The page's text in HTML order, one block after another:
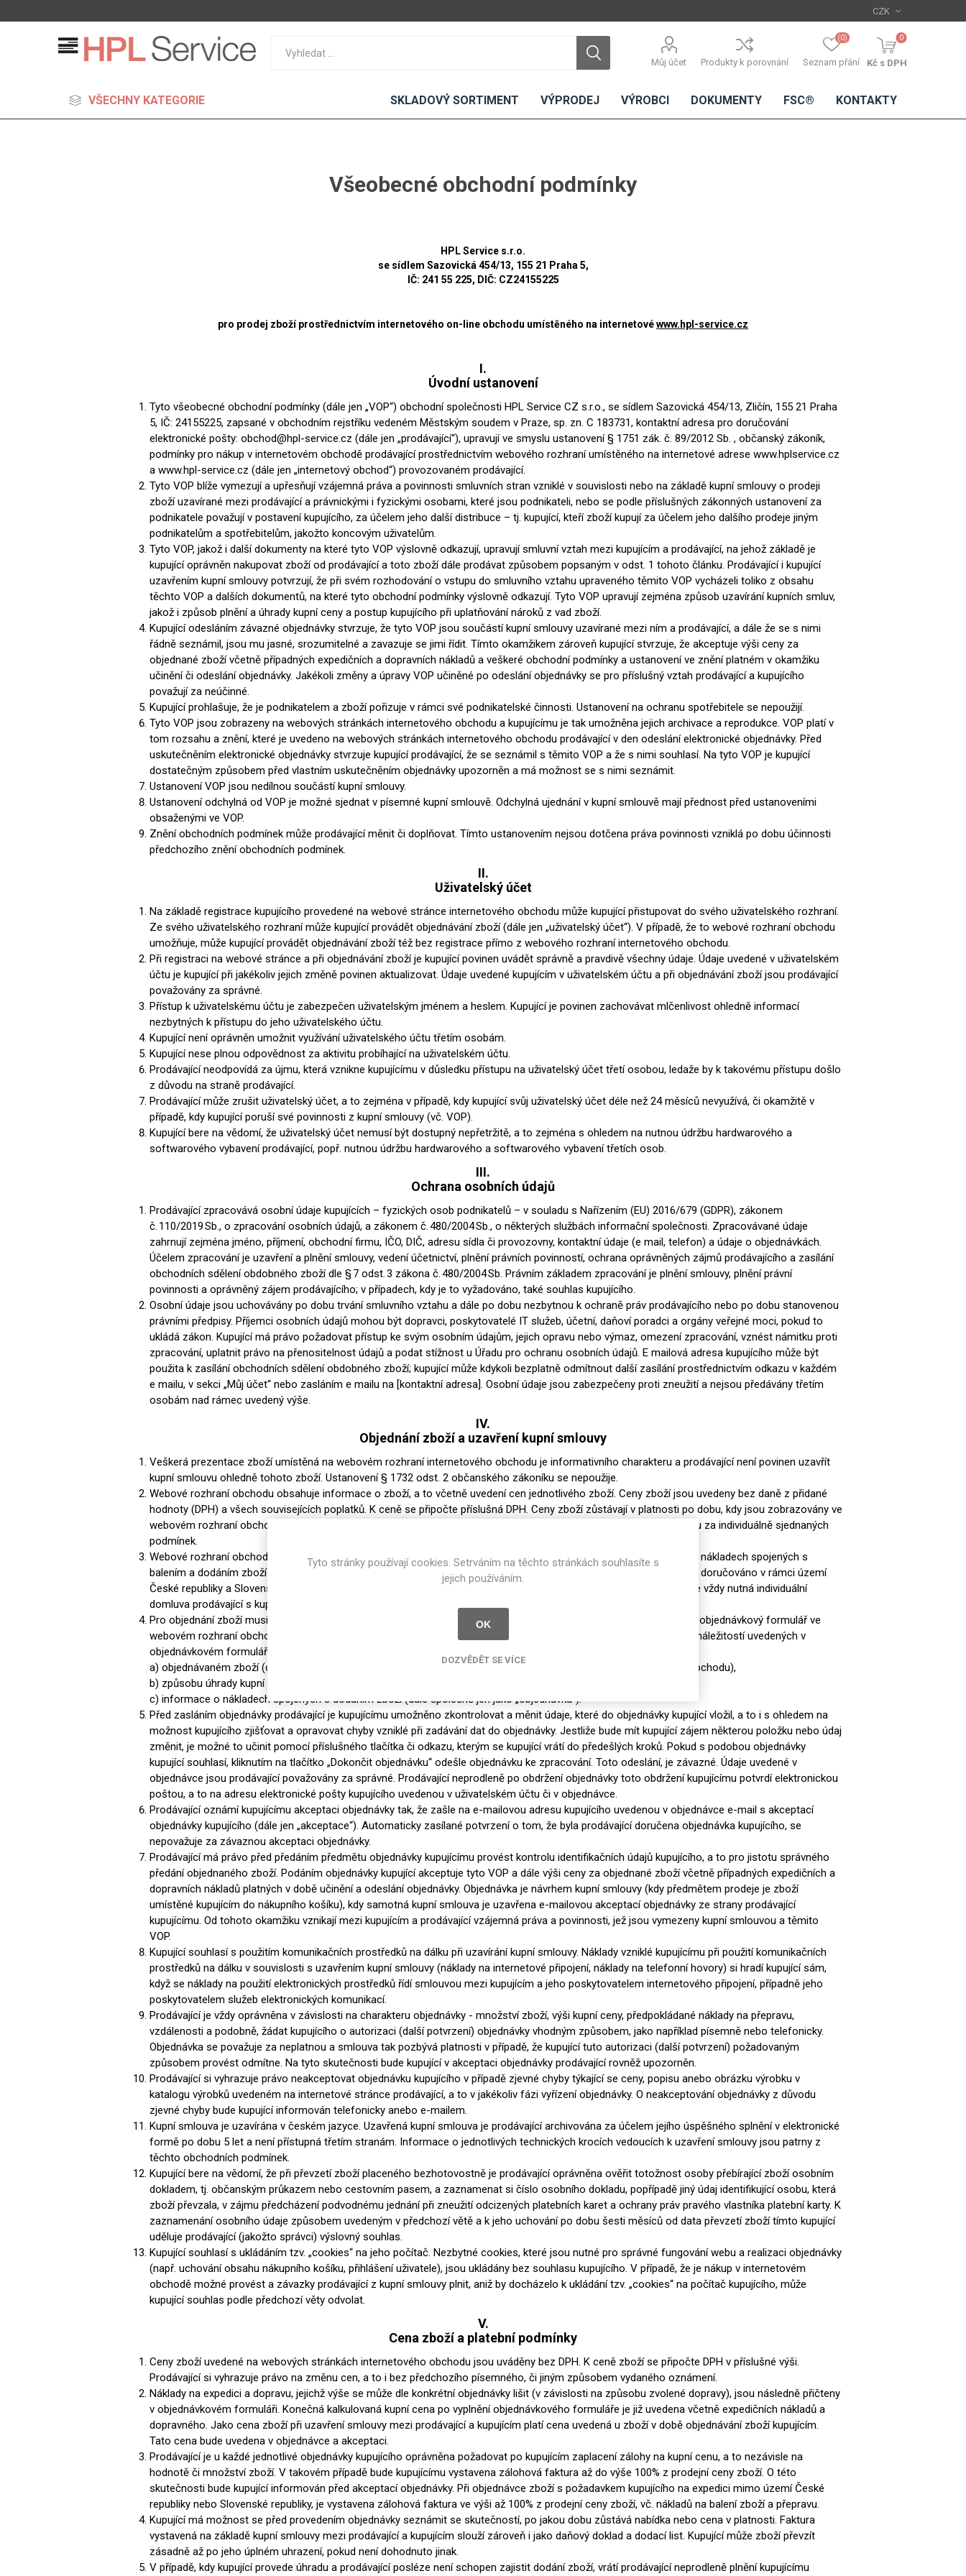
Můj účet Produkty k porovnání Seznam přání
(0) 0
Kč s DPH
VŠECHNY KATEGORIE
formaldehydu
K lakování
MDF
kompakty
Vlhkuodolné
Dřevodekory
Fantazijní
Exteriérové
Laboratorní
KOVOLAMINÁTY
Měděné
Brus
Zrcadlo
Magnetické
Reliéfní
Odolné proti
poškrábání
HPL
Uni barvy
Dřevodekory
Fantazijní
dekory
Kovolamináty
Bezotiskové
Protitažné
Lamináty s
ekologickou
pryskyřicí
Lamináty s
kůží
PŘÍRODNÍ RECYKLOVANÉ
Recyklovaný
textil
Recyklovaný
plast
NEHOŘLAVÉ
Třída A
Třída B
ABS
HRANY
KAMENNÉ
DÝHY
OSTATNÍ
Spojovací
VÝPRODEJ FSC® DOKUMENTY
imi-beton
Rezign by
Planq
Valchromat
Arpa Fenix
Viroc
Pollmeier
BauBuche
Oberflex
Thermax
SKLADOVÝ SORTIMENT VÝPRODEJ VÝROBCI DOKUMENTY FSC® KONTAKTY
Všeobecné obchodní podmínky
HPL Service s.r.o.
se sídlem Sazovická 454/13, 155 21 Praha 5,
IČ: 241 55 225, DIČ: CZ24155225
pro prodej zboží prostřednictvím internetového on-line obchodu umístěného na internetovéwww.hpl-service.cz
I.
Úvodní ustanovení
Tyto všeobecné obchodní podmínky (dále jen „VOP“) obchodní společnosti HPL Service CZ s.r.o., se sídlem Sazovická 454/13, Zličín, 155 21 Praha
5, IČ: 24155225, zapsané v obchodním rejstříku vedeném Městským soudem v Praze, sp. zn. C 183731, kontaktní adresa pro doručování
elektronické pošty: obchod@hpl-service.cz (dále jen „prodávající“), upravují ve smyslu ustanovení § 1751 zák. č. 89/2012 Sb. , občanský zákoník,
podmínky pro nákup v internetovém obchodě prodávající prostřednictvím webového rozhraní umístěného na internetové adrese www.hplservice.cz
a www.hpl-service.cz (dále jen „internetový obchod“) provozovaném prodávající.
Tyto VOP blíže vymezují a upřesňují vzájemná práva a povinnosti smluvních stran vzniklé v souvislosti nebo na základě kupní smlouvy o prodeji
zboží uzavírané mezi prodávající a právnickými i fyzickými osobami, které jsou podnikateli, nebo se podle příslušných zákonných ustanovení za
podnikatele považují v postavení kupujícího, za účelem jeho další distribuce – tj. kupující, kteří zboží kupují za účelem jeho dalšího prodeje jiným
podnikatelům a spotřebitelům, jakožto koncovým uživatelům.
Tyto VOP, jakož i další dokumenty na které tyto VOP výslovně odkazují, upravují smluvní vztah mezi kupujícím a prodávající, na jehož základě je
kupující oprávněn nakupovat zboží od prodávající a toto zboží dále prodávat způsobem popsaným v odst. 1 tohoto článku. Prodávající i kupující
uzavřením kupní smlouvy potvrzují, že při svém rozhodování o vstupu do smluvního vztahu upraveného těmito VOP vycházeli toliko z obsahu
těchto VOP a dalších dokumentů, na které tyto obchodní podmínky výslovně odkazují. Tyto VOP upravují zejména způsob uzavírání kupních smluv,
jakož i způsob plnění a úhrady kupní ceny a postup kupujícího při uplatňování nároků z vad zboží.
Kupující odesláním závazné objednávky stvrzuje, že tyto VOP jsou součástí kupní smlouvy uzavírané mezi ním a prodávající, a dále že se s nimi
řádně seznámil, jsou mu jasné, srozumitelné a zavazuje se jimi řídit. Tímto okamžikem zároveň kupující stvrzuje, že akceptuje výši ceny za
objednané zboží včetně případných expedičních a dopravních nákladů a veškeré obchodní podmínky a ustanovení ve znění platném v okamžiku
učinění či odeslání objednávky. Jakékoli změny a úpravy VOP učiněné po odeslání objednávky se pro příslušný vztah prodávající a kupujícího
považují za neúčinné.
Kupující prohlašuje, že je podnikatelem a zboží pořizuje v rámci své podnikatelské činnosti. Ustanovení na ochranu spotřebitele se nepoužijí.
Tyto VOP jsou zobrazeny na webových stránkách internetového obchodu a kupujícímu je tak umožněna jejich archivace a reprodukce. VOP platí v
tom rozsahu a znění, které je uvedeno na webových stránkách internetového obchodu prodávající v den odeslání elektronické objednávky. Před
uskutečněním elektronické objednávky stvrzuje kupující prodávající, že se seznámil s těmito VOP a že s nimi souhlasí. Na tyto VOP je kupující
dostatečným způsobem před vlastním uskutečněním objednávky upozorněn a má možnost se s nimi seznámit.
Ustanovení VOP jsou nedílnou součástí kupní smlouvy.
Ustanovení odchylná od VOP je možné sjednat v písemné kupní smlouvě. Odchylná ujednání v kupní smlouvě mají přednost před ustanoveními
obsaženými ve VOP.
Znění obchodních podmínek může prodávající měnit či doplňovat. Tímto ustanovením nejsou dotčena práva povinnosti vzniklá po dobu účinnosti
předchozího znění obchodních podmínek.
II.
Uživatelský účet
Na základě registrace kupujícího provedené na webové stránce internetového obchodu může kupující přistupovat do svého uživatelského rozhraní.
Ze svého uživatelského rozhraní může kupující provádět objednávání zboží (dále jen „uživatelský účet“). V případě, že to webové rozhraní obchodu
umožňuje, může kupující provádět objednávání zboží též bez registrace přímo z webového rozhraní internetového obchodu.
Při registraci na webové stránce a při objednávání zboží je kupující povinen uvádět správně a pravdivě všechny údaje. Údaje uvedené v uživatelském
účtu je kupující při jakékoliv jejich změně povinen aktualizovat. Údaje uvedené kupujícím v uživatelském účtu a při objednávání zboží jsou prodávající
považovány za správné.
Přístup k uživatelskému účtu je zabezpečen uživatelským jménem a heslem. Kupující je povinen zachovávat mlčenlivost ohledně informací
nezbytných k přístupu do jeho uživatelského účtu.
Kupující není oprávněn umožnit využívání uživatelského účtu třetím osobám.
Kupující nese plnou odpovědnost za aktivitu probíhající na uživatelském účtu.
Prodávající neodpovídá za újmu, která vznikne kupujícímu v důsledku přístupu na uživatelský účet třetí osobou, ledaže by k takovému přístupu došlo
z důvodu na straně prodávající.
Prodávající může zrušit uživatelský účet, a to zejména v případě, kdy kupující svůj uživatelský účet déle než 24 měsíců nevyužívá, či okamžitě v
případě, kdy kupující poruší své povinnosti z kupní smlouvy (vč. VOP).
Kupující bere na vědomí, že uživatelský účet nemusí být dostupný nepřetržitě, a to zejména s ohledem na nutnou údržbu hardwarového a
softwarového vybavení prodávající, popř. nutnou údržbu hardwarového a softwarového vybavení třetích osob.
III.
Ochrana osobních údajů
Prodávající zpracovává osobní údaje kupujících – fyzických osob podnikatelů – v souladu s Nařízením (EU) 2016/679 (GDPR), zákonem
č. 110/2019 Sb., o zpracování osobních údajů, a zákonem č. 480/2004 Sb., o některých službách informační společnosti. Zpracovávané údaje
zahrnují zejména jméno, příjmení, obchodní firmu, IČO, DIČ, adresu sídla či provozovny, kontaktní údaje (e mail, telefon) a údaje o objednávkách.
Účelem zpracování je uzavření a plnění smlouvy, vedení účetnictví, plnění právních povinností, ochrana oprávněných zájmů prodávajícího a zasílání
obchodních sdělení obdobného zboží dle § 7 odst. 3 zákona č. 480/2004 Sb. Právním základem zpracování je plnění smlouvy, plnění právní
povinnosti a oprávněný zájem prodávajícího; v případech, kdy je to vyžadováno, také souhlas kupujícího.
Osobní údaje jsou uchovávány po dobu trvání smluvního vztahu a dále po dobu nezbytnou k ochraně práv prodávajícího nebo po dobu stanovenou
právními předpisy. Příjemci osobních údajů mohou být dopravci, poskytovatelé IT služeb, účetní, daňoví poradci a orgány veřejné moci, pokud to
ukládá zákon. Kupující má právo požadovat přístup ke svým osobním údajům, jejich opravu nebo výmaz, omezení zpracování, vznést námitku proti
zpracování, uplatnit právo na přenositelnost údajů a podat stížnost u Úřadu pro ochranu osobních údajů. E mailová adresa kupujícího může být
použita k zasílání obchodních sdělení obdobného zboží; kupující může kdykoli bezplatně odmítnout další zasílání prostřednictvím odkazu v každém
e mailu, v sekci „Můj účet“ nebo zasláním e mailu na [kontaktní adresa]. Osobní údaje jsou zabezpečeny proti zneužití a nejsou předávány třetím
osobám nad rámec uvedený výše.
IV.
Objednání zboží a uzavření kupní smlouvy
Veškerá prezentace zboží umístěná na webovém rozhraní internetového obchodu je informativního charakteru a prodávající není povinen uzavřít
kupní smlouvu ohledně tohoto zboží. Ustanovení § 1732 odst. 2 občanského zákoníku se nepoužije.
Webové rozhraní obchodu obsahuje informace o zboží, a to včetně uvedení cen jednotlivého zboží. Ceny zboží jsou uvedeny bez daně z přidané
hodnoty (DPH) a všech souvisejících poplatků. K ceně se připočte příslušná DPH. Ceny zboží zůstávají v platnosti po dobu, kdy jsou zobrazovány ve
webovém rozhraní obchodu. Tímto ustanovením není omezena možnost prodávající uzavřít písemnou kupní smlouvu za individuálně sjednaných
podmínek.
Webové rozhraní obchodu obsahuje také informace o nákladech spojených s balením a dodáním zboží. Informace o nákladech spojených s
balením a dodáním zboží uvedené na webovém rozhraní internetového obchodu platí pouze v případech, kdy je zboží doručováno v rámci území
České republiky a Slovenské republiky. V případě doručování mimo území České republiky nebo Slovenské republiky je vždy nutná individuální
domluva prodávající s kupujícím.
Pro objednání zboží musí kupující nejprve potvrdit, že se seznámil a souhlasí se zněním VOP. Následně kupující vyplní objednávkový formulář ve
webovém rozhraní obchodu. Podmínkou platné elektronické objednávky je vyplnění veškerých předepsaných údajů a náležitostí uvedených v
objednávkovém formuláři. Objednávkový formulář obsahuje informace zejména o:
a) objednávaném zboží (objednávané zboží „vloží“ kupující do elektronického nákupního košíku webového rozhraní obchodu),
b) způsobu úhrady kupní ceny zboží, údaje o požadovaném způsobu doručení objednávaného zboží a
c) informace o nákladech spojených s dodáním zboží (dále společně jen jako „objednávka“).
Před zasláním objednávky prodávající je kupujícímu umožněno zkontrolovat a měnit údaje, které do objednávky kupující vložil, a to i s ohledem na
možnost kupujícího zjišťovat a opravovat chyby vzniklé při zadávání dat do objednávky. Jestliže bude mít kupující zájem některou položku nebo údaj
změnit, je možné to učinit pomocí příslušného tlačítka či odkazu, kterým se kupující vrátí do předešlých kroků. Pokud s podobou objednávky
kupující souhlasí, kliknutím na tlačítko „Dokončit objednávku“ odešle objednávku ke zpracování. Toto odeslání, je závazné. Údaje uvedené v
objednávce jsou prodávající považovány za správné. Prodávající neprodleně po obdržení objednávky toto obdržení kupujícímu potvrdí elektronickou
poštou, a to na adresu elektronické pošty kupujícího uvedenou v uživatelském účtu či v objednávce.
Prodávající oznámí kupujícímu akceptaci objednávky tak, že zašle na e-mailovou adresu kupujícího uvedenou v objednávce e-mail s akceptací
objednávky kupujícího (dále jen „akceptace“). Automaticky zasílané potvrzení o tom, že byla prodávající doručena objednávka kupujícího, se
nepovažuje za závaznou akceptaci objednávky.
Prodávající má právo před předáním předmětu objednávky kupujícímu provést kontrolu identifikačních údajů kupujícího, a to pro jistotu správného
předání objednaného zboží. Podáním objednávky kupující akceptuje tyto VOP a dále výši ceny za objednané zboží včetně případných expedičních a
dopravních nákladů platných v době učinění a odeslání objednávky. Objednávka je návrhem kupní smlouvy (kdy předmětem prodeje je zboží
umístěné kupujícím do nákupního košíku), kdy samotná kupní smlouva je uzavřena e-mailovou akceptací objednávky ze strany prodávající
kupujícímu. Od tohoto okamžiku vznikají mezi kupujícím a prodávající vzájemná práva a povinnosti, jež jsou vymezeny kupní smlouvou a těmito
VOP.
Kupující souhlasí s použitím komunikačních prostředků na dálku při uzavírání kupní smlouvy. Náklady vzniklé kupujícímu při použití komunikačních
prostředků na dálku v souvislosti s uzavřením kupní smlouvy (náklady na internetové připojení, náklady na telefonní hovory) si hradí kupující sám,
když se náklady na použití elektronických prostředků řídí smlouvou mezi kupujícím a jeho poskytovatelem internetového připojení, případně jeho
poskytovatelem služeb elektronických komunikací.
Prodávající je vždy oprávněna v závislosti na charakteru objednávky - množství zboží, výši kupní ceny, předpokládané náklady na přepravu,
vzdálenosti a podobně, žádat kupujícího o autorizaci (další potvrzení) objednávky vhodným způsobem, jako například písemně nebo telefonicky.
Objednávka se považuje za neplatnou a smlouva tak pozbývá platnosti v případě, že kupující tuto autorizaci (další potvrzení) požadovaným
způsobem provést odmítne. Na tyto skutečnosti bude kupující v akceptaci objednávky prodávající rovněž upozorněn.
Prodávající si vyhrazuje právo neakceptovat objednávku kupujícího v případě zjevné chyby týkající se ceny, popisu anebo obrázku výrobku v
katalogu výrobků uvedeném na internetové stránce prodávající, a to v jakékoliv fázi vyřízení objednávky. O neakceptování objednávky z důvodu
zjevné chyby bude kupující informován telefonicky anebo e-mailem.
Kupní smlouva je uzavírána v českém jazyce. Uzavřená kupní smlouva je prodávající archivována za účelem jejího úspěšného splnění v elektronické
formě po dobu 5 let a není přístupná třetím stranám. Informace o jednotlivých technických krocích vedoucích k uzavření smlouvy jsou patrny z
těchto obchodních podmínek.
Kupující bere na vědomí, že při převzetí zboží placeného bezhotovostně je prodávající oprávněna ověřit totožnost osoby přebírající zboží osobním
dokladem, tj. občanským průkazem nebo cestovním pasem, a zaznamenat si číslo osobního dokladu, popřípadě jiný údaj identifikující osobu, která
zboží převzala, v zájmu předcházení podvodnému jednání při zneužití odcizených platebních karet a ochrany práv pravého vlastníka platební karty. K
zaznamenání osobního údaje způsobem uvedeným v předchozí větě a k jeho uchování po dobu šesti měsíců od data převzetí zboží tímto kupující
uděluje prodávající (jakožto správci) výslovný souhlas.
Kupující souhlasí s ukládáním tzv. „cookies“ na jeho počítač. Nezbytné cookies, které jsou nutné pro správné fungování webu a realizaci objednávky
(např. uchování obsahu nákupního košíku, přihlášení uživatele), jsou ukládány bez souhlasu kupujícího. V případě, že je nákup v internetovém
obchodě možné provést a závazky prodávající z kupní smlouvy plnit, aniž by docházelo k ukládání tzv. „cookies“ na počítač kupujícího, může
kupující souhlas podle předchozí věty odvolat.
V.
Cena zboží a platební podmínky
Ceny zboží uvedené na webových stránkách internetového obchodu jsou uváděny bez DPH. K ceně zboží se připočte DPH v příslušné výši.
Prodávající si vyhrazuje právo na změnu cen, a to i bez předchozího písemného, či jiným způsobem vydaného oznámení.
Náklady na expedici a dopravu, jejichž výše se může dle konkrétní objednávky lišit (v závislosti na způsobu zvolené dopravy), jsou následně přičteny
v objednávkovém formuláři. Konečná kalkulovaná kupní cena po vyplnění objednávkového formuláře je již uvedena včetně expedičních nákladů a
dopravného. Jako cena zboží při uzavření smlouvy mezi prodávající a kupujícím platí cena uvedená u zboží v době objednávání zboží kupujícím.
Tato cena bude uvedena v objednávce a akceptaci.
Prodávající je u každé jednotlivé objednávky kupujícího oprávněna požadovat po kupujícím zaplacení zálohy na kupní cenu, a to nezávisle na
hodnotě či množství zboží. V takovém případě bude kupujícímu vystavena zálohová faktura až do výše 100% z prodejní ceny zboží. O této
skutečnosti bude kupující informován před akceptací objednávky. Při objednávce zboží s požadavkem kupujícího na expedici mimo území České
republiky nebo Slovenské republiky, je vystavena zálohová faktura ve výši až 100% z prodejní ceny zboží, vč. nákladů na balení zboží a přepravu.
Kupující má možnost se před provedením objednávky seznámit se skutečností, po jakou dobu zůstává nabídka nebo cena v platnosti. Faktura
vystavená na základě kupní smlouvy mezi prodávající a kupujícím slouží zároveň i jako daňový doklad a dodací list. Kupující může zboží převzít
zásadně až po jeho úplném uhrazení, pokud není dohodnuto jinak.
V případě, kdy kupující provede úhradu a prodávající posléze není schopen zajistit dodání zboží, vrátí prodávající neprodleně plnění kupujícímu
Tyto stránky používají cookies. Setrváním na těchto stránkách souhlasíte s
jejich používáním.
OK
DOZVĚDĚT SE VÍCE